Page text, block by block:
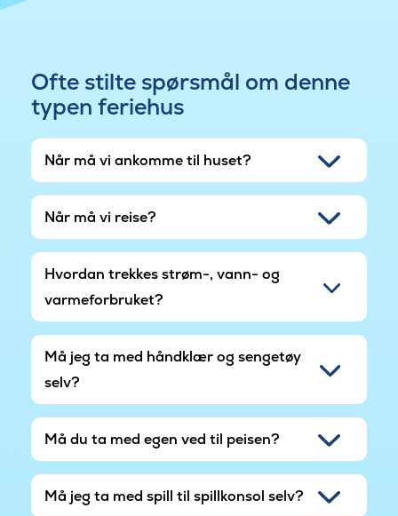
Ofte stilte spørsmål om denne
typen feriehus
Når må vi ankomme til huset?
Når må vi reise?
Hvordan trekkes strøm-, vann- og
varmeforbruket?
Må jeg ta med håndklær og sengetøy
selv?
Må du ta med egen ved til peisen?
Må jeg ta med spill til spillkonsol selv?